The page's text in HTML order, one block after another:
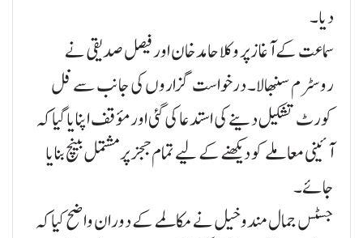
دیا۔
سماعت کے آغاز پر وکلا حامد خان اور فیصل صدیقی نے
روسٹرم سنبھالا۔ درخواست گزاروں کی جانب سے فل
کورٹ تشکیل دینے کی استدعا کی گئی اور مؤقف اپنایا گیا کہ
آئینی معاملے کو دیکھنے کے لیے تمام ججز پر مشتمل بینچ بنایا
جائے۔
جسٹس جمال مندوخیل نے مکالمے کے دوران واضح کیا کہ